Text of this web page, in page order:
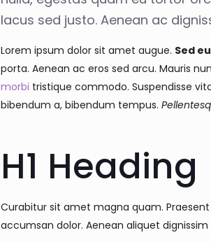
lacus sed justo. Aenean ac
Lorem ipsum dolor sit amet augue. Sed
porta. Aenean ac eros sed arcu. Mauris
morbi tristique commodo. Suspendisse
bibendum a, bibendum tempus.
H1 Heading
Curabitur sit amet magna quam.
accumsan dolor. Aenean aliquet dignissim